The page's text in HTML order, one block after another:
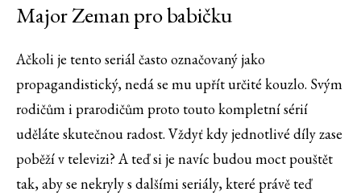
Major Zeman pro babičku
Ačkoli je tento seriál často označovaný jako
propagandistický, nedá se mu upřít určité kouzlo. Svým
rodičům i prarodičům proto touto kompletní sérií
uděláte skutečnou radost. Vždyť kdy jednotlivé díly zase
poběží v televizi? A teď si je navíc budou moct pouštět
tak, aby se nekryly s dalšími seriály, které právě teď